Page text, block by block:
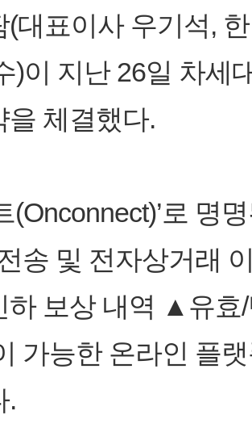
(대표이사 우기석,
)이 지난 26일 차세
을 체결했다.
(Onconnect)’로
송 및 전자상거래
보상 내역 ▲유효
가능한 온라인 플
.